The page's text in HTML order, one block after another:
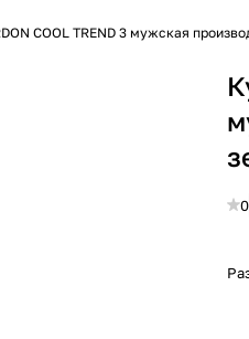
COOL TREND 3 мужская
0